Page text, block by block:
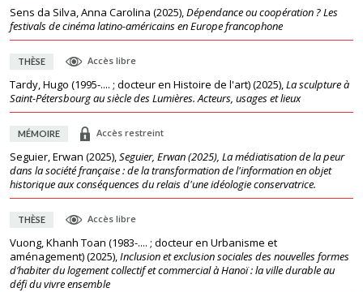
Sens da Silva, Anna Carolina (2025),Dépendance ou coopération ? Les
festivals de cinéma latino-américains en Europe francophone
THÈSE Accès libre
Tardy, Hugo (1995-.... ; docteur en Histoire de l'art)(2025),La sculpture à
Saint-Pétersbourg au siècle des Lumières. Acteurs, usages et lieux
MÉMOIRE Accès restreint
Seguier, Erwan (2025),Seguier, Erwan (2025), La médiatisation de la peur
dans la société française : de la transformation de l'information en objet
historique aux conséquences du relais d'une idéologie conservatrice.
THÈSE Accès libre
Vuong, Khanh Toan (1983-.... ; docteur en Urbanisme et
aménagement)(2025),Inclusion et exclusion sociales des nouvelles formes
d’habiter du logement collectif et commercial à Hanoï : la ville durable au
défi du vivre ensemble